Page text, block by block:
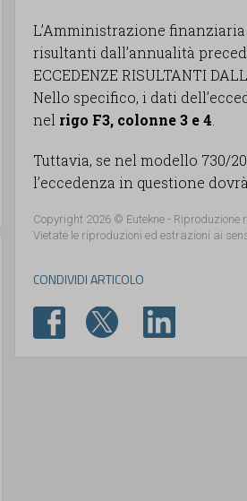
L’Amministrazione
risultanti dall’annualità
ECCEDENZE RISULTANTI
Nello specifico, i dati
nel rigo F3, colonne 3 e 4
Tuttavia, se nel modello 730/
l’eccedenza in questione
Copyright 2026 © Eutekne - Riproduzione
Vietate le riproduzioni ed estrazioni ai
CONDIVIDI ARTICOLO